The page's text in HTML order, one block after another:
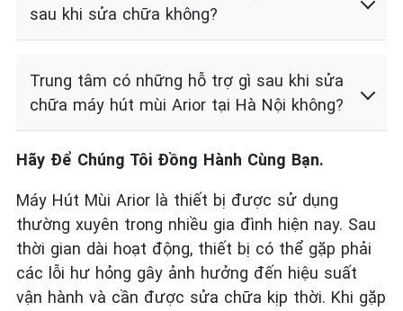
sau khi sửa chữa không?
Trung tâm có những hỗ trợ gì sau khi sửa
chữa máy hút mùi Arior tại Hà Nội không?
Hãy Để Chúng Tôi Đồng Hành Cùng Bạn.
Máy Hút Mùi Arior là thiết bị được sử dụng
thường xuyên trong nhiều gia đình hiện nay. Sau
thời gian dài hoạt động, thiết bị có thể gặp phải
các lỗi hư hỏng gây ảnh hưởng đến hiệu suất
vận hành và cần được sửa chữa kịp thời. Khi gặp